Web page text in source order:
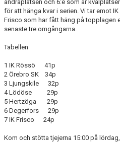
HISTORIA
andraplatsen och 6:e som är
för att hänga kvar i serien. Vi tar emot IK
Frisco som har fått häng på topplagen
senaste tre omgångarna.
Tabellen
1 IK Rössö 41p
2 Örebro SK 34p
3 Ljungskile 32p
4 Lödöse 29p
5 Hertzöga 29p
6 Degerfors 29p
7 IK Frisco 24p
Kom och stötta tjejerna 15:00 på